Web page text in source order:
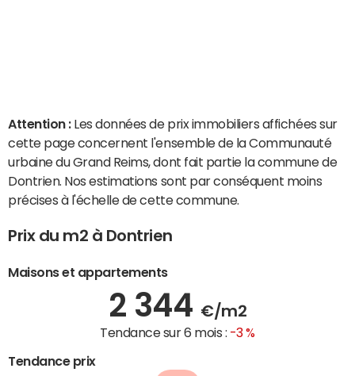
Attention : Les données de prix immobiliers affichées sur
cette page concernent l'ensemble de la Communauté
urbaine du Grand Reims, dont fait partie la commune de
Dontrien. Nos estimations sont par conséquent moins
précises à l'échelle de cette commune.
Prix du m2 à Dontrien
Maisons et appartements
2 344 €/m2
Tendance sur 6 mois : -3 %
Tendance prix